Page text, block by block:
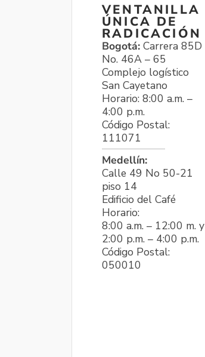
VENTANILLA
ÚNICA DE
RADICACIÓN
Bogotá: Carrera 85D
No. 46A – 65
Complejo logístico
San Cayetano
Horario: 8:00 a.m. –
4:00 p.m.
Código Postal:
111071
Medellín:
Calle 49 No 50-21
piso 14
Edificio del Café
Horario:
8:00 a.m. – 12:00 m. y
2:00 p.m. – 4:00 p.m.
Código Postal:
050010